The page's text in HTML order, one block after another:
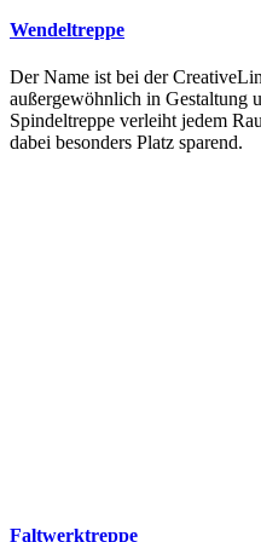
Wendeltreppe
Der Name ist bei der
außergewöhnlich in Gestaltung
Spindeltreppe verleiht jedem
dabei besonders Platz sparend.
Faltwerktreppe